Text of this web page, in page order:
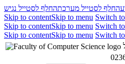
החלף לסטייל מערכתהחלף לסטייל נגיש
Skip to contentSkip to menu Switch
Skip to contentSkip to menu Switch
Skip to contentSkip to menu Switch